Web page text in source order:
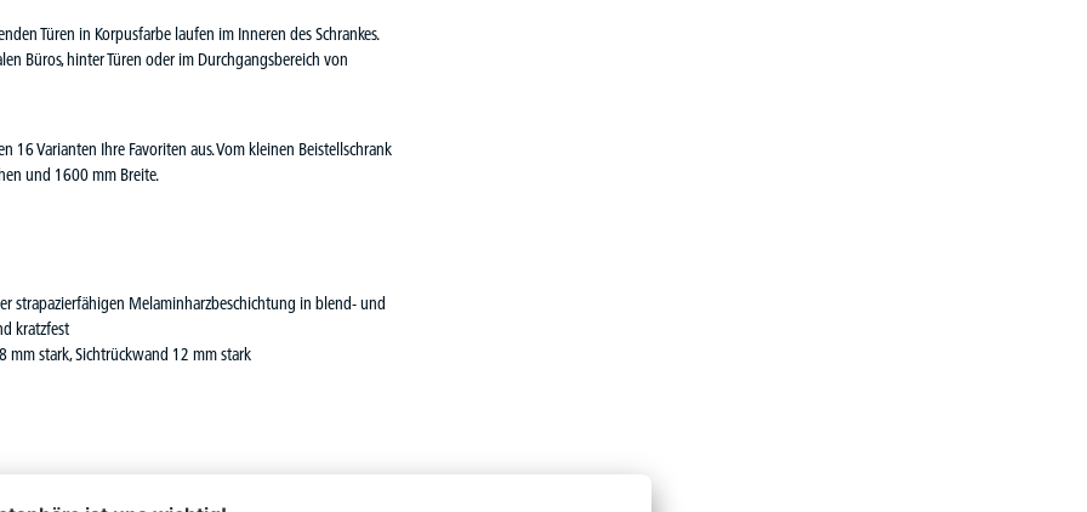
Türen in Korpusfarbe laufen im Inneren des Schrankes.
Büros, hinter Türen oder im Durchgangsbereich von
16 Varianten Ihre Favoriten aus. Vom kleinen Beistellschrank
und 1600 mm Breite.
strapazierfähigen Melaminharzbeschichtung in blend- und
kratzfest
mm stark, Sichtrückwand 12 mm stark